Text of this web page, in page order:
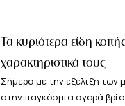
Τα κυριότερα είδη
χαρακτηριστικά τους
Σήμερα με την εξέλιξη
στην παγκόσμια αγορά